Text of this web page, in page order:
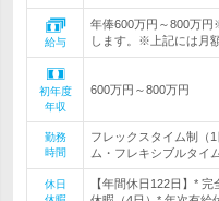
給与
年俸600万円～800万
します。※上記には月
初年度
年収
600万円～800万円
勤務
時間
フレックスタイム制（
ム・フレキシブルタイ
休日
【年間休日122日】*